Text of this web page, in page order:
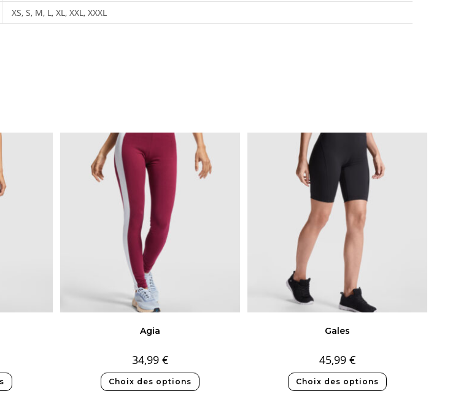
XS, S, M, L, XL, XXL, XXXL
Agia
34,99 €
Choix des options
Gales
45,99 €
Choix des options